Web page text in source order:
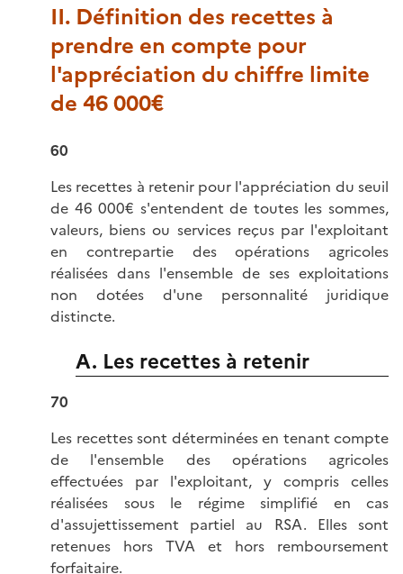
II. Définition des recettes à
prendre en compte pour
l'appréciation du chiffre limite
de 46 000€
60
Les recettes à retenir pour l'appréciation du seuil
de 46 000€ s'entendent de toutes les sommes,
valeurs, biens ou services reçus par l'exploitant
en contrepartie des opérations agricoles
réalisées dans l'ensemble de ses exploitations
non dotées d'une personnalité juridique
distincte.
A. Les recettes à retenir
70
Les recettes sont déterminées en tenant compte
de l'ensemble des opérations agricoles
effectuées par l'exploitant, y compris celles
réalisées sous le régime simplifié en cas
d'assujettissement partiel au RSA. Elles sont
retenues hors TVA et hors remboursement
forfaitaire.